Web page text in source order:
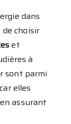
dans
choisir
et
à
sont parmi
elles
assurant